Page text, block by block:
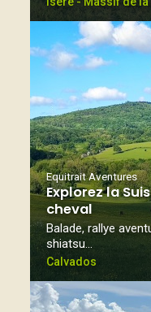
Equitrait Aventures
Explorez la
cheval
Balade, rallye
shiatsu…
Calvados